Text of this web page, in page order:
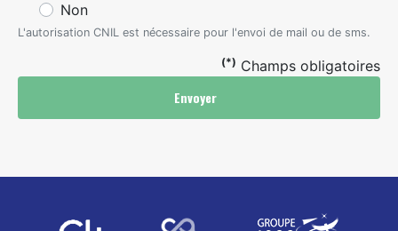
Non
L'autorisation CNIL est nécessaire pour l'envoi de mail ou de sms.
(*) Champs obligatoires
Envoyer